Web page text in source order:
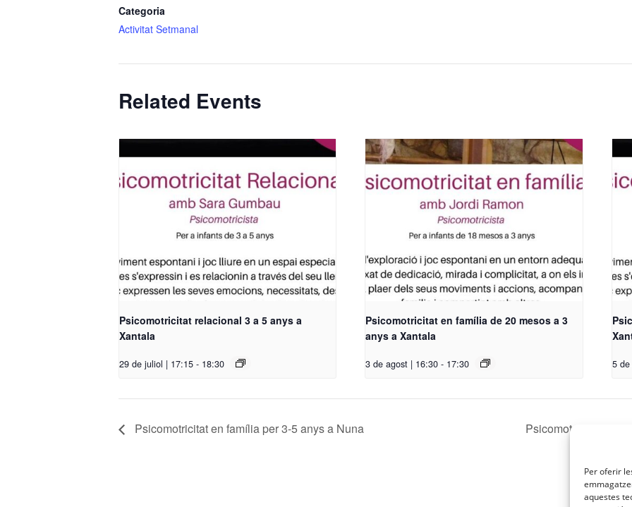
Per oferir
aquestes
Categoria
Activitat Setmanal
Related Events
Psicomotricitat relacional 3 a 5 anys a
Xantala
29 de juliol | 17:15 - 18:30
Psicomotricitat en família de 20 mesos a 3
anys a Xantala
3 de agost | 16:30 - 17:30 5
Psicomotricitat en família per 3-5 anys a Nuna Psicomotricitat en